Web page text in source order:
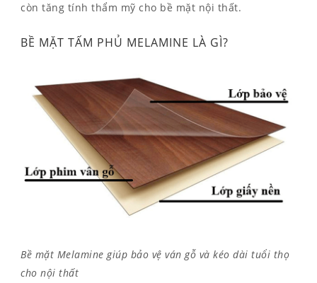
còn tăng tính thẩm mỹ cho bề mặt nội thất.
BỀ MẶT TẤM PHỦ MELAMINE LÀ GÌ?
Bề mặt Melamine giúp bảo vệ ván gỗ và kéo dài tuổi thọ
cho nội thất